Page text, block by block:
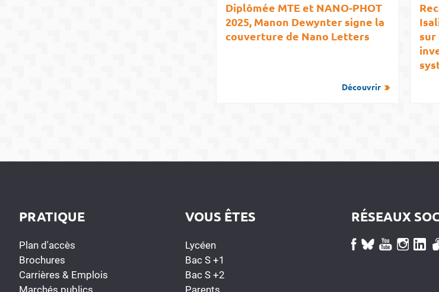
Diplômée MTE et NANO-PHOT
2025, Manon Dewynter signe la
couverture de Nano Letters
Découvrir
sur
PRATIQUE
Plan d'accès
Brochures
Carrières & Emplois
VOUS ÊTES
Lycéen
Bac S +1
Bac S +2
RÉSEAUX